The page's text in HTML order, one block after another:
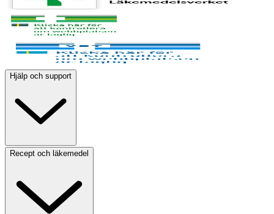
Hjälp och support
Recept och läkemedel